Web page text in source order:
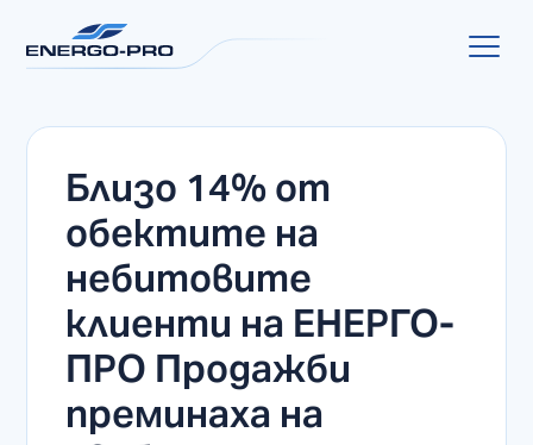
Близо 14% от
обектите на
небитовите
клиенти на ЕНЕРГО-
ПРО Продажби
преминаха на